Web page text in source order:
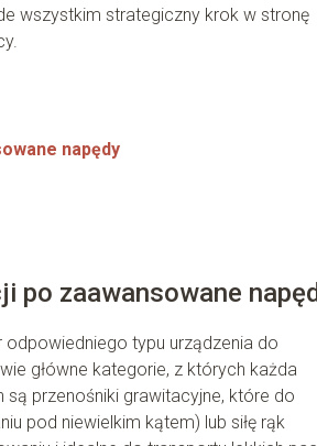
wszystkim strategiczny krok w stronę
napędy
po zaawansowane
typu urządzenia do
główne kategorie, z których każda
przenośniki grawitacyjne, które do
pod niewielkim kątem) lub siłę rąk